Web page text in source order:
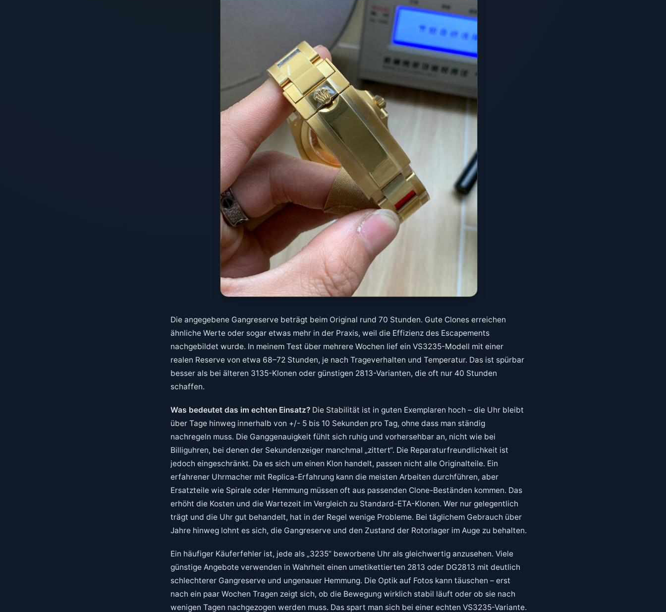
Die angegebene Gangreserve beträgt beim Original rund 70 Stunden. Gute Clones erreichen
ähnliche Werte oder sogar etwas mehr in der Praxis, weil die Effizienz des Escapements
nachgebildet wurde. In meinem Test über mehrere Wochen lief ein VS3235-Modell mit einer
realen Reserve von etwa 68–72 Stunden, je nach Trageverhalten und Temperatur. Das ist spürbar
besser als bei älteren 3135-Klonen oder günstigen 2813-Varianten, die oft nur 40 Stunden
schaffen.
Was bedeutet das im echten Einsatz? Die Stabilität ist in guten Exemplaren hoch – die Uhr bleibt
über Tage hinweg innerhalb von +/- 5 bis 10 Sekunden pro Tag, ohne dass man ständig
nachregeln muss. Die Ganggenauigkeit fühlt sich ruhig und vorhersehbar an, nicht wie bei
Billiguhren, bei denen der Sekundenzeiger manchmal „zittert“. Die Reparaturfreundlichkeit ist
jedoch eingeschränkt. Da es sich um einen Klon handelt, passen nicht alle Originalteile. Ein
erfahrener Uhrmacher mit Replica-Erfahrung kann die meisten Arbeiten durchführen, aber
Ersatzteile wie Spirale oder Hemmung müssen oft aus passenden Clone-Beständen kommen. Das
erhöht die Kosten und die Wartezeit im Vergleich zu Standard-ETA-Klonen. Wer nur gelegentlich
trägt und die Uhr gut behandelt, hat in der Regel wenige Probleme. Bei täglichem Gebrauch über
Jahre hinweg lohnt es sich, die Gangreserve und den Zustand der Rotorlager im Auge zu behalten.
Ein häufiger Käuferfehler ist, jede als „3235“ beworbene Uhr als gleichwertig anzusehen. Viele
günstige Angebote verwenden in Wahrheit einen umetikettierten 2813 oder DG2813 mit deutlich
schlechterer Gangreserve und ungenauer Hemmung. Die Optik auf Fotos kann täuschen – erst
nach ein paar Wochen Tragen zeigt sich, ob die Bewegung wirklich stabil läuft oder ob sie nach
wenigen Tagen nachgezogen werden muss. Das spart man sich bei einer echten VS3235-Variante.